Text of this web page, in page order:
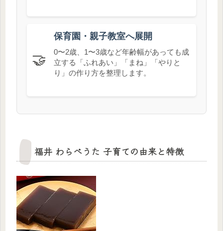
🤝
保育園・親子教室へ展開
0〜2歳、1〜3歳など年齢幅があっても成
立する「ふれあい」「まね」「やりと
り」の作り方を整理します。
福井 わらべうた 子育ての由来と特徴